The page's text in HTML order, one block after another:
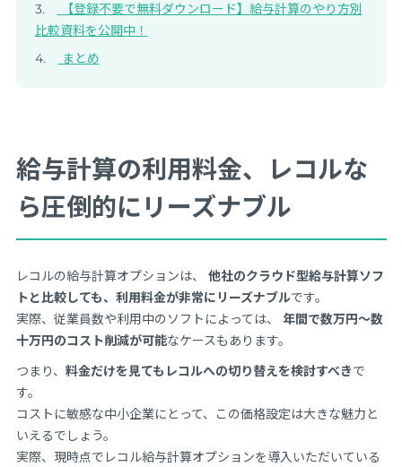
【登録不要で無料ダウンロード】給与計算のやり方別
比較資料を公開中！
まとめ
給与計算の利用料金、レコルな
ら圧倒的にリーズナブル
レコルの給与計算オプションは、 他社のクラウド型給与計算ソフ
トと比較しても、利用料金が非常にリーズナブルです。
実際、従業員数や利用中のソフトによっては、 年間で数万円〜数
十万円のコスト削減が可能なケースもあります。
つまり、 料金だけを見てもレコルへの切り替えを検討すべきで
す。
コストに敏感な中小企業にとって、この価格設定は大きな魅力と
いえるでしょう。
実際、現時点でレコル給与計算オプションを導入いただいている